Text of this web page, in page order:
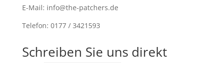
E-Mail: info@the-patchers.de
Telefon: 0177 / 3421593
Schreiben Sie uns direkt